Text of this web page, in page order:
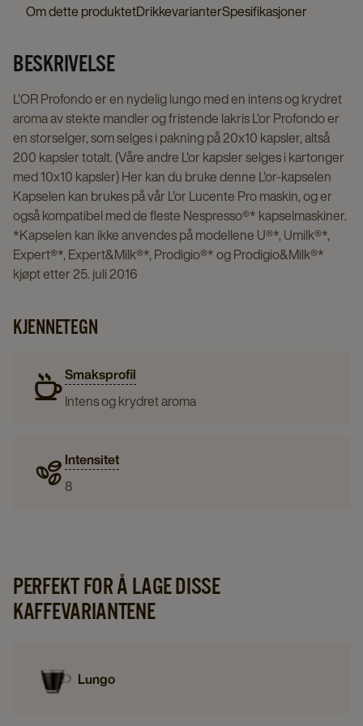
Stk
page
Om dette produktetDrikkevarianterSpesifikasjoner
BESKRIVELSE
L'OR Profondo er en nydelig lungo med en intens og krydret
aroma av stekte mandler og fristende lakris L'or Profondo er
en storselger, som selges i pakning på 20x10 kapsler, altså
200 kapsler totalt. (Våre andre L'or kapsler selges i kartonger
med 10x10 kapsler) Her kan du bruke denne L'or-kapselen
Kapselen kan brukes på vår L'or Lucente Pro maskin, og er
også kompatibel med de fleste Nespresso®* kapselmaskiner.
*Kapselen kan ikke anvendes på modellene U®*, Umilk®*,
Expert®*, Expert&Milk®*, Prodigio®* og Prodigio&Milk®*
kjøpt etter 25. juli 2016
KJENNETEGN
Smaksprofil
Intens og krydret aroma
Intensitet
8
PERFEKT FOR Å LAGE DISSE
KAFFEVARIANTENE
Lungo